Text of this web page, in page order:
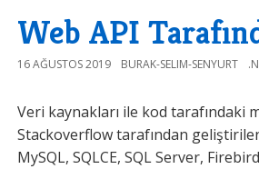
Web API
16 AĞUSTOS 2019 BURAK-SELIM-SENYURT
Veri kaynakları ile kod tarafındaki
Stackoverflow tarafından
MySQL, SQLCE, SQL Server,